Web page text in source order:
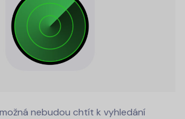
nebudou chtít k vyhledání